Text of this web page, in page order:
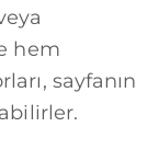
hem
sayfanın